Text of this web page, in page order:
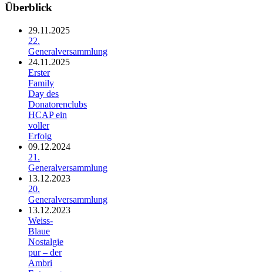
Überblick
29.11.2025
22.
Generalversammlung
24.11.2025
Erster
Family
Day des
Donatorenclubs
HCAP ein
voller
Erfolg
09.12.2024
21.
Generalversammlung
13.12.2023
20.
Generalversammlung
13.12.2023
Weiss-
Blaue
Nostalgie
pur – der
Ambri